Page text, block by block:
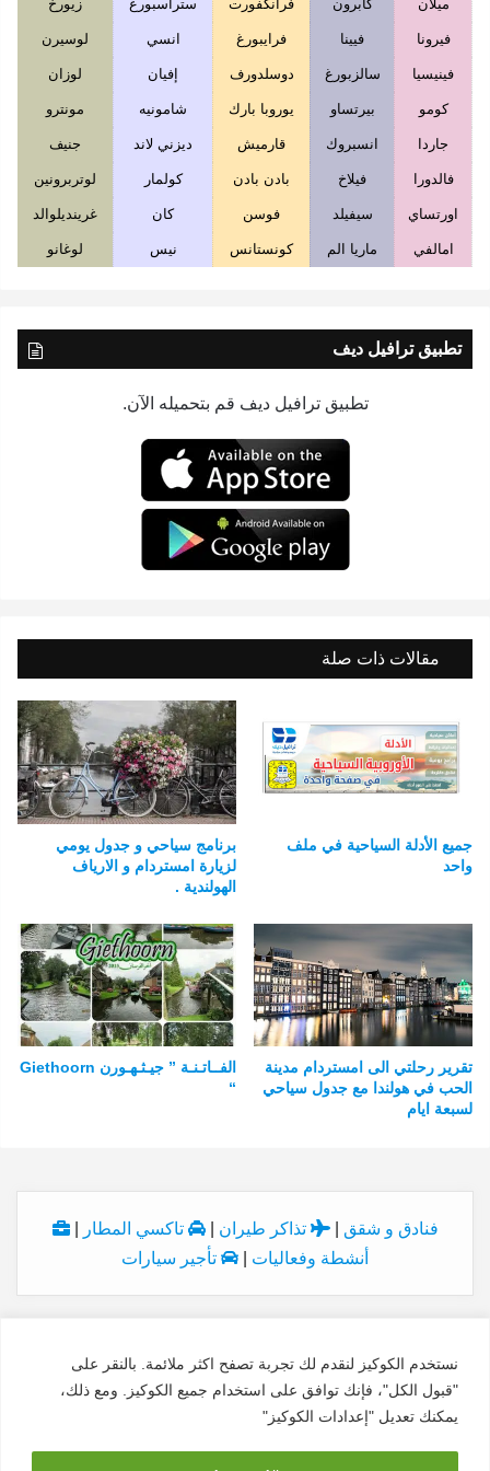
نستخدم الكوكيز لنقدم لك تجربة تصفح اكثر ملائمة. بالنقر على
"قبول الكل"، فإنك توافق على استخدام جميع الكوكيز. ومع ذلك،
يمكنك تعديل "إعدادات الكوكيز"
ميلان كابرون فرانكفورت ستراسبورغ زيورخ
فيرونا فيينا فرايبورغ انسي لوسيرن
فينيسيا سالزبورغ دوسلدورف إفيان لوزان
كومو بيرتساو يوروبا بارك شامونيه مونترو
جاردا انسبروك قارميش ديزني لاند جنيف
فالدورا فيلاخ بادن بادن كولمار لوتربرونين
اورتساي سيفيلد فوسن كان غرينديلوالد
امالفي ماريا الم كونستانس نيس لوغانو
تطبيق ترافيل ديف
تطبيق ترافيل ديف قم بتحميله الآن.
مقالات ذات صلة
برنامج سياحي و جدول يومي
لزيارة امستردام و الارياف
الهولندية .
جميع الأدلة السياحية في ملف
واحد
الفــاتـنـة ” جيـثـهـورن Giethoorn
“
تقرير رحلتي الى امستردام مدينة
الحب في هولندا مع جدول سياحي
لسبعة ايام
فنادق و شقق | تذاكر طيران | تاكسي المطار
|
أنشطة وفعاليات
تأجير سيارات
© Copyright 2026, All Rights Reserved
الاسم:
النداء الاخير السجل:7028927627 الدولة:السعودية